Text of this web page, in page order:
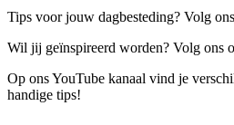
Tips voor jouw dagbesteding? Volg
Wil jij geïnspireerd worden? Volg ons
Op ons YouTube kanaal vind je
handige tips!